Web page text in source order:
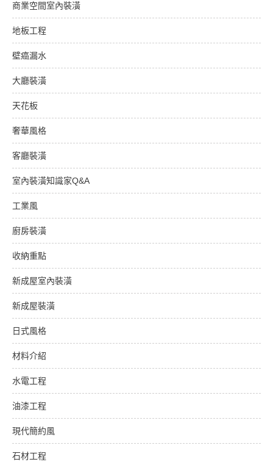
商業空間室內裝潢
地板工程
壁癌漏水
大廳裝潢
天花板
奢華風格
客廳裝潢
室內裝潢知識家Q&A
工業風
廚房裝潢
收納重點
新成屋室內裝潢
新成屋裝潢
日式風格
材料介紹
水電工程
油漆工程
現代簡約風
石材工程